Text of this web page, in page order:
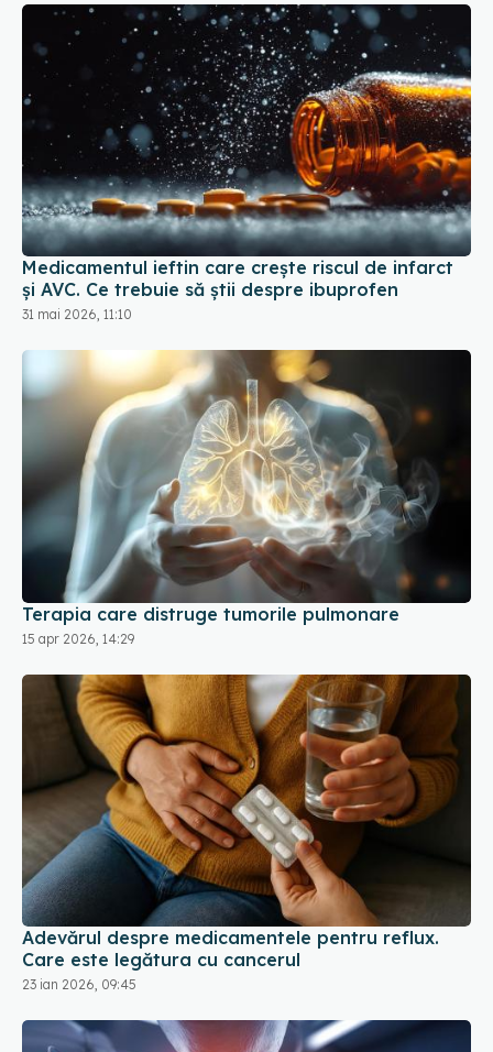
Medicamentul ieftin care crește riscul de infarct
și AVC. Ce trebuie să știi despre ibuprofen
31 mai 2026, 11:10
Terapia care distruge tumorile pulmonare
15 apr 2026, 14:29
Adevărul despre medicamentele pentru reflux.
Care este legătura cu cancerul
23 ian 2026, 09:45